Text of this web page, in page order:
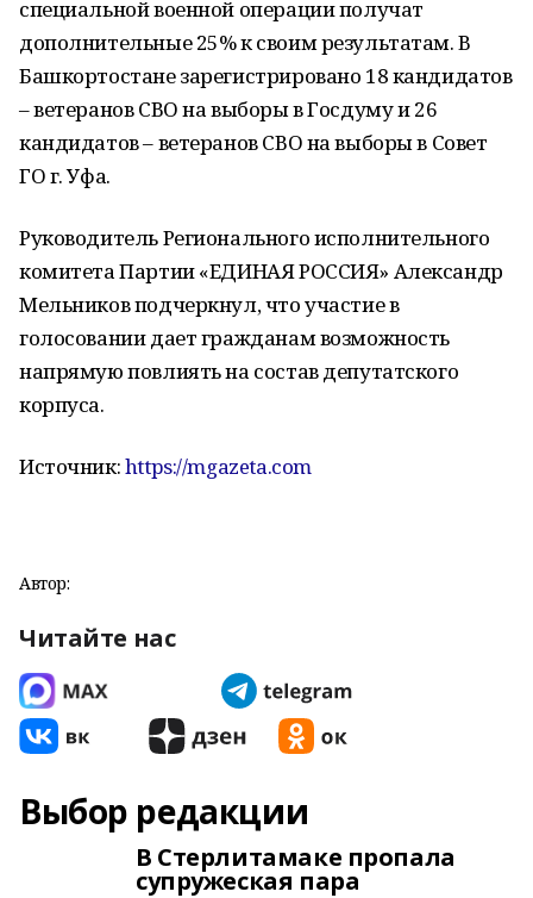
специальной военной операции получат
дополнительные 25% к своим результатам. В
Башкортостане зарегистрировано 18 кандидатов
– ветеранов СВО на выборы в Госдуму и 26
кандидатов – ветеранов СВО на выборы в Совет
ГО г. Уфа.
Руководитель Регионального исполнительного
комитета Партии «ЕДИНАЯ РОССИЯ» Александр
Мельников подчеркнул, что участие в
голосовании дает гражданам возможность
напрямую повлиять на состав депутатского
корпуса.
Источник:https://mgazeta.com
Автор:
Читайте нас
Выбор редакции
В Стерлитамаке пропала
супружеская пара